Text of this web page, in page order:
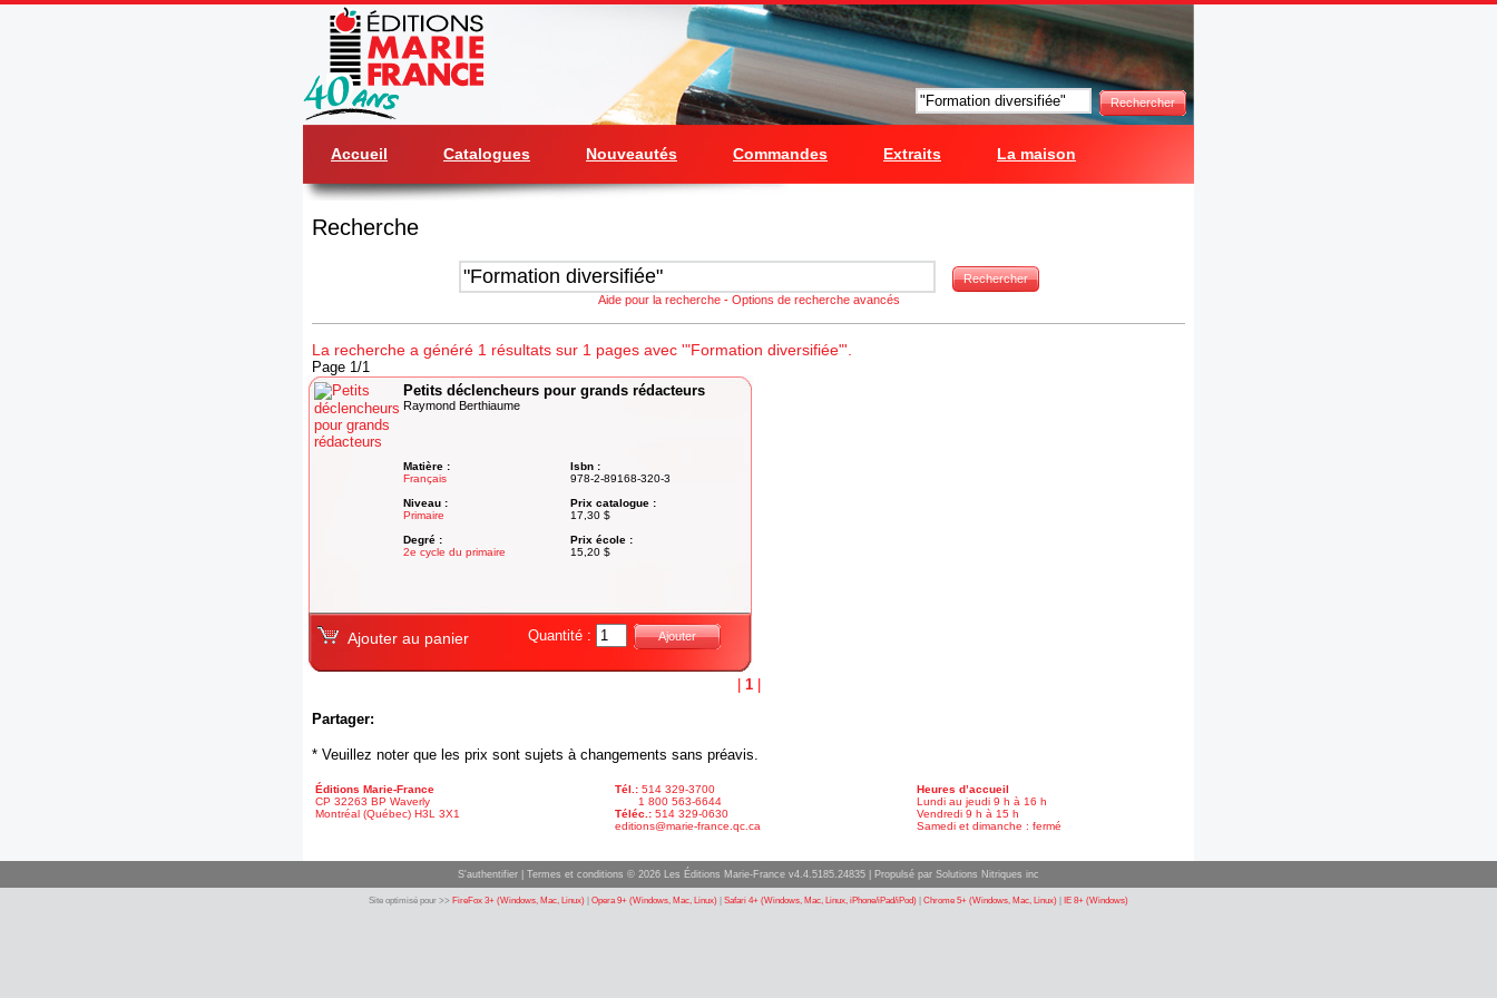
Rechercher
Accueil Catalogues Nouveautés Commandes Extraits La maison
Recherche
Rechercher
Aide pour la recherche - Options de recherche avancés
La recherche a généré 1 résultats sur 1 pages avec '"Formation diversifiée"'.
Page 1/1
Petits déclencheurs pour grands rédacteurs
Raymond Berthiaume
Matière :
Français
Niveau :
Primaire
Degré :
2e cycle du primaire
Isbn :
978-2-89168-320-3
Prix catalogue :
17,30 $
Prix école :
15,20 $
Ajouter au panier Quantité : Ajouter
1
Partager:
* Veuillez noter que les prix sont sujets à changements sans préavis.
Éditions Marie-France
CP 32263 BP Waverly
Montréal (Québec) H3L 3X1
Tél.: 514 329-3700
1 800 563-6644
Téléc.: 514 329-0630
editions@marie-france.qc.ca
Heures d’accueil
Lundi au jeudi 9 h à 16 h
Vendredi 9 h à 15 h
Samedi et dimanche : fermé
S'authentifier Termes et conditions © 2026 Les Éditions Marie-France v4.4.5185.24835 | Propulsé par Solutions Nitriques inc
Site optimisé pour >> FireFox 3+ (Windows, Mac, Linux) Opera 9+ (Windows, Mac, Linux) Safari 4+ (Windows, Mac, Linux, iPhone/iPad/iPod) Chrome 5+ (Windows, Mac, Linux) IE 8+ (Windows)